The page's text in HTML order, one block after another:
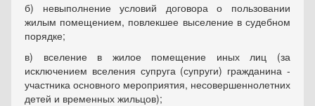
б) невыполнение условий договора о пользовании
жилым помещением, повлекшее выселение в судебном
порядке;
в) вселение в жилое помещение иных лиц (за
исключением вселения супруга (супруги) гражданина -
участника основного мероприятия, несовершеннолетних
детей и временных жильцов);